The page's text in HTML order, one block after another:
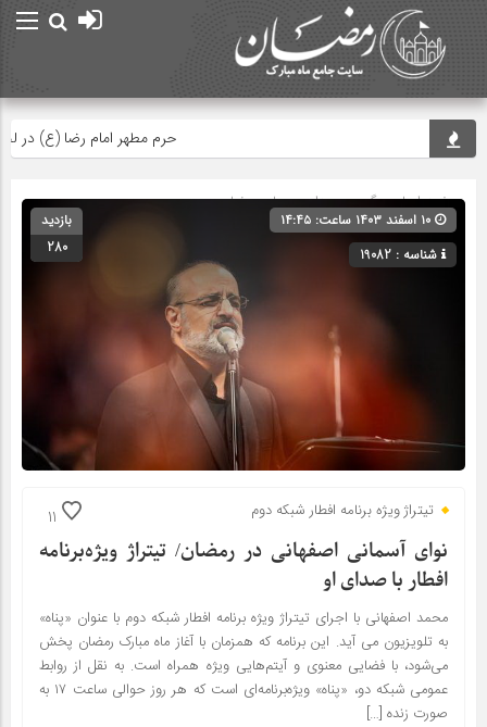
حرم مطهر امام رضا (ع) در لحظه
صفحه اصلی» گروه »صدا و سیما و رمضان
شناسه : 19082
بازدید
280
11 تیتراژ ویژه برنامه افطار شبکه دوم
نوای آسمانی اصفهانی در رمضان/ تیتراژ ویژه‌برنامه
افطار با صدای او
محمد اصفهانی با اجرای تیتراژ ویژه برنامه افطار شبکه دوم با عنوان «پناه»
به تلویزیون می آید. این برنامه که همزمان با آغاز ماه مبارک رمضان پخش
می‌شود، با فضایی معنوی و آیتم‌هایی ویژه همراه است. به نقل از روابط
عمومی شبکه دو، «پناه» ویژه‌برنامه‌ای است که هر روز حوالی ساعت ۱۷ به‌
صورت زنده […]